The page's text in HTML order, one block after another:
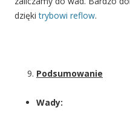
dziękitrybowi reflow.
Podsumowanie
Wady: